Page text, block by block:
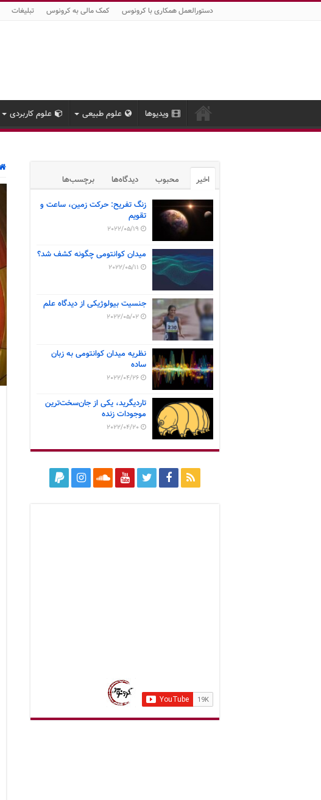
دستورالعمل همکاری با کرونوس کمک مالی به کرونوس تبلیغات
ویدیوها علوم طبیعی علوم کاربردی
اخیر محبوب دیدگاه‌ها برچسب‌ها
زنگ تفریح: حرکت زمین، ساعت و
تقویم
2022/05/19
میدان کوانتومی چگونه کشف شد؟
2022/05/11
جنسیت بیولوژیکی از دیدگاه علم
2022/05/02
نظریه میدان کوانتومی به زبان
ساده
2022/04/26
تاردیگرید، یکی از جان‌سخت‌ترین
موجودات زنده
2022/04/20